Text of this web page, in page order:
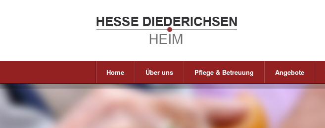
Home Über uns Pflege & Betreuung Angebote